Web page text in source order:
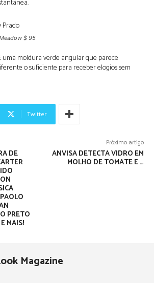
$ 95
uma moldura verde angular que parece
o suficiente para receber elogios sem
Twitter
DE
PRETO
MAIS!
Próximo artigo
ANVISA DETECTA VIDRO EM
MOLHO DE TOMATE E …
Magazine